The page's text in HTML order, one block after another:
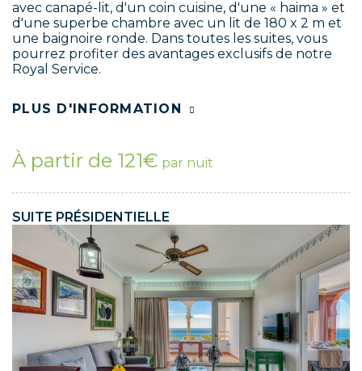
avec canapé-lit, d'un coin cuisine, d'une « haima » et
d'une superbe chambre avec un lit de 180 x 2 m et
une baignoire ronde. Dans toutes les suites, vous
pourrez profiter des avantages exclusifs de notre
Royal Service.
PLUS D'INFORMATION
À partir de 121€ par nuit
SUITE PRÉSIDENTIELLE